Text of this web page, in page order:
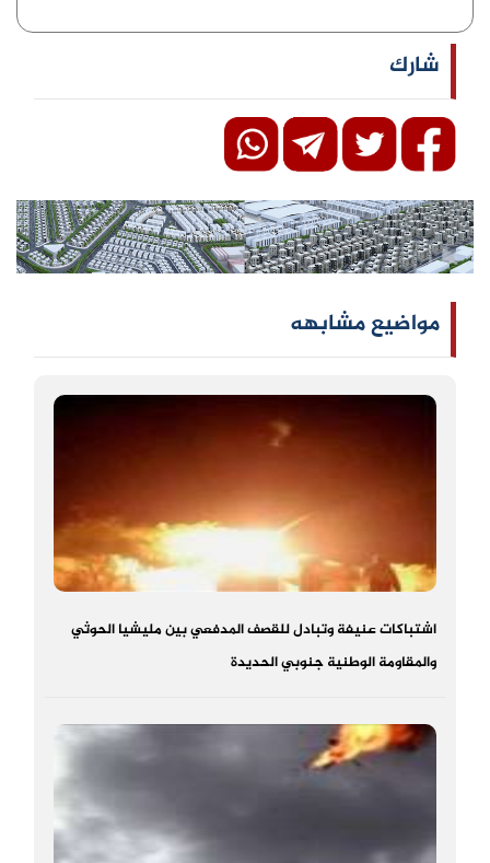
شارك
مواضيع مشابهه
اشتباكات عنيفة وتبادل للقصف المدفعي بين مليشيا الحوثي
والمقاومة الوطنية جنوبي الحديدة